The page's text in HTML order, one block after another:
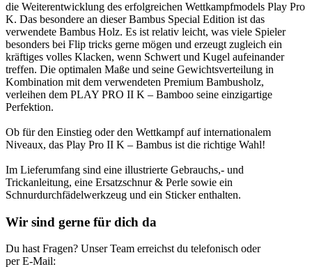
die Weiterentwicklung des erfolgreichen Wettkampfmodels Play Pro
K. Das besondere an dieser Bambus Special Edition ist das
verwendete Bambus Holz. Es ist relativ leicht, was viele Spieler
besonders bei Flip tricks gerne mögen und erzeugt zugleich ein
kräftiges volles Klacken, wenn Schwert und Kugel aufeinander
treffen. Die optimalen Maße und seine Gewichtsverteilung in
Kombination mit dem verwendeten Premium Bambusholz,
verleihen dem PLAY PRO II K – Bamboo seine einzigartige
Perfektion.
Ob für den Einstieg oder den Wettkampf auf internationalem
Niveaux, das Play Pro II K – Bambus ist die richtige Wahl!
Im Lieferumfang sind eine illustrierte Gebrauchs,- und
Trickanleitung, eine Ersatzschnur & Perle sowie ein
Schnurdurchfädelwerkzeug und ein Sticker enthalten.
Wir sind gerne für dich da
Du hast Fragen? Unser Team erreichst du telefonisch oder
per E-Mail: